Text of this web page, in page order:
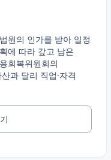
원의 인가를 받아 일정
에 따라 갚고 남은
회복위원회의
과 달리 직업·자격